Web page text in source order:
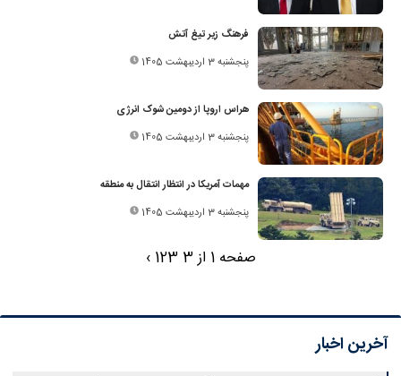
فرهنگ زیر تیغ آتش
پنجشنبه 3 اردیبهشت 1405
هراس اروپا از دومین شوک انرژی
پنجشنبه 3 اردیبهشت 1405
مهمات آمریکا در انتظار انتقال به منطقه
پنجشنبه 3 اردیبهشت 1405
صفحه 1 از 3 123
›
آخرین اخبار